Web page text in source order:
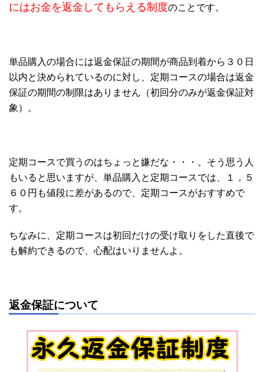
にはお金を返金してもらえる制度のことです。
単品購入の場合には返金保証の期間が商品到着から３０日
以内と決められているのに対し、定期コースの場合は返金
保証の期間の制限はありません（初回分のみが返金保証対
象）。
定期コースで買うのはちょっと嫌だな・・・。そう思う人
もいると思いますが、単品購入と定期コースでは、１，５
６０円も値段に差があるので、定期コースがおすすめで
す。
ちなみに、定期コースは初回だけの受け取りをした直後で
も解約できるので、心配はいりませんよ。
返金保証について